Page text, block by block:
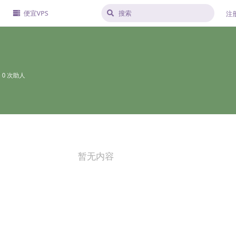
便宜VPS 注
0 次助人
暂无内容